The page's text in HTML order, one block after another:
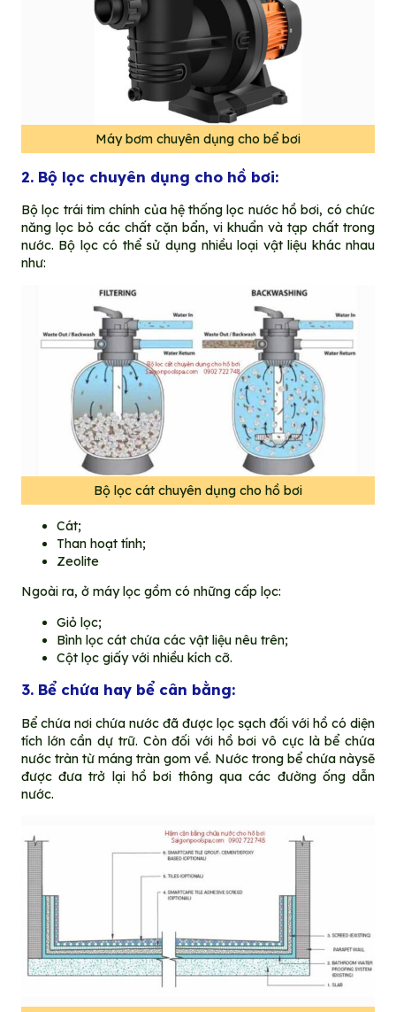
Máy bơm chuyên dụng cho bể bơi
2. Bộ lọc chuyên dụng cho hồ bơi:
Bộ lọc trái tim chính của hệ thống lọc nước hồ bơi, có chức
năng lọc bỏ các chất cặn bẩn, vi khuẩn và tạp chất trong
nước. Bộ lọc có thể sử dụng nhiều loại vật liệu khác nhau
như:
Bộ lọc cát chuyên dụng cho hồ bơi
Cát;
Than hoạt tính;
Zeolite
Ngoài ra, ở máy lọc gồm có những cấp lọc:
Giỏ lọc;
Bình lọc cát chứa các vật liệu nêu trên;
Cột lọc giấy với nhiều kích cỡ.
3. Bể chứa hay bể cân bằng:
Bể chứa nơi chứa nước đã được lọc sạch đối với hồ có diện
tích lớn cần dự trữ. Còn đối với hồ bơi vô cực là bể chứa
nước tràn từ máng tràn gom về. Nước trong bể chứa nàysẽ
được đưa trở lại hồ bơi thông qua các đường ống dẫn
nước.